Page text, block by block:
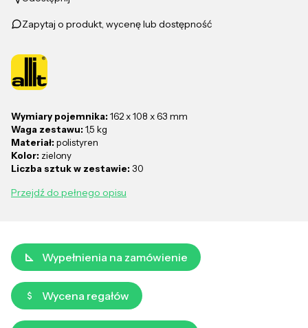
Zapytaj o produkt, wycenę lub dostępność
Wymiary pojemnika: 162 x 108 x 63 mm
Waga zestawu: 1,5 kg
Materiał: polistyren
Kolor: zielony
Liczba sztuk w zestawie: 30
Przejdź do pełnego opisu
Wypełnienia na zamówienie
Wycena regałów